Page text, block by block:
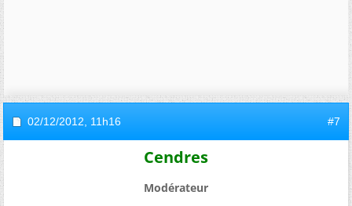
02/12/2012, 11h16 #7
Cendres
Modérateur